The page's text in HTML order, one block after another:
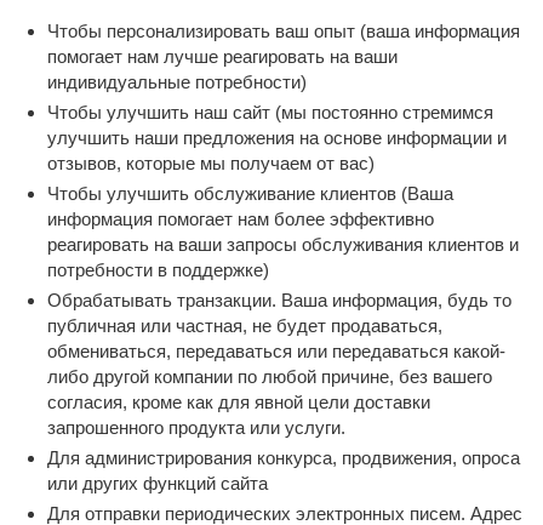
Чтобы персонализировать ваш опыт (ваша информация
помогает нам лучше реагировать на ваши
индивидуальные потребности)
Чтобы улучшить наш сайт (мы постоянно стремимся
улучшить наши предложения на основе информации и
отзывов, которые мы получаем от вас)
Чтобы улучшить обслуживание клиентов (Ваша
информация помогает нам более эффективно
реагировать на ваши запросы обслуживания клиентов и
потребности в поддержке)
Обрабатывать транзакции. Ваша информация, будь то
публичная или частная, не будет продаваться,
обмениваться, передаваться или передаваться какой-
либо другой компании по любой причине, без вашего
согласия, кроме как для явной цели доставки
запрошенного продукта или услуги.
Для администрирования конкурса, продвижения, опроса
или других функций сайта
Для отправки периодических электронных писем. Адрес